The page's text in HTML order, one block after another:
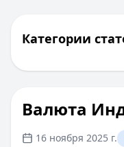
Категории
Валюта
16 ноября 2025 г.